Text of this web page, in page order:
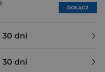
DOŁĄCZ
30 dni
30 dni